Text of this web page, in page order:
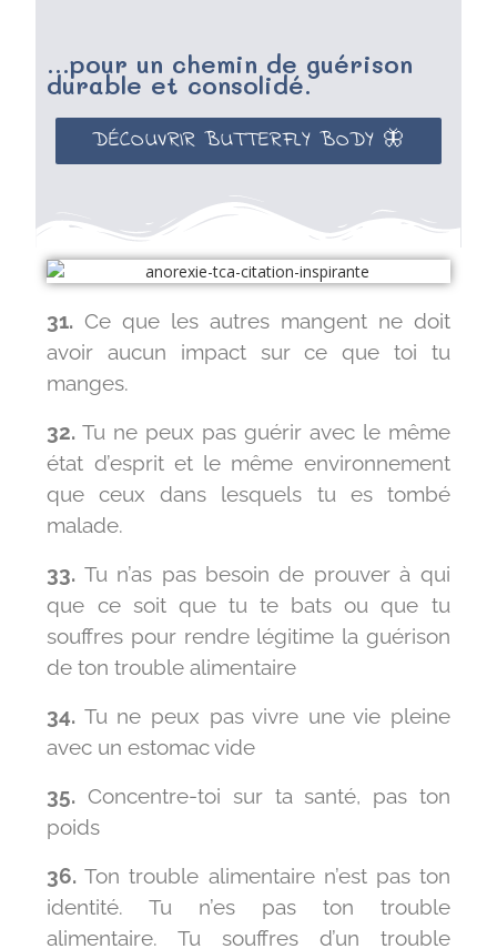
...pour un chemin de guérison
durable et consolidé.
DÉCOUVRIR BUTTERFLY BODY 🦋
31. Ce que les autres mangent ne doit
avoir aucun impact sur ce que toi tu
manges.
32. Tu ne peux pas guérir avec le même
état d’esprit et le même environnement
que ceux dans lesquels tu es tombé
malade.
33. Tu n’as pas besoin de prouver à qui
que ce soit que tu te bats ou que tu
souffres pour rendre légitime la guérison
de ton trouble alimentaire
34. Tu ne peux pas vivre une vie pleine
avec un estomac vide
35. Concentre-toi sur ta santé, pas ton
poids
36. Ton trouble alimentaire n’est pas ton
identité. Tu n’es pas ton trouble
alimentaire. Tu souffres d’un trouble